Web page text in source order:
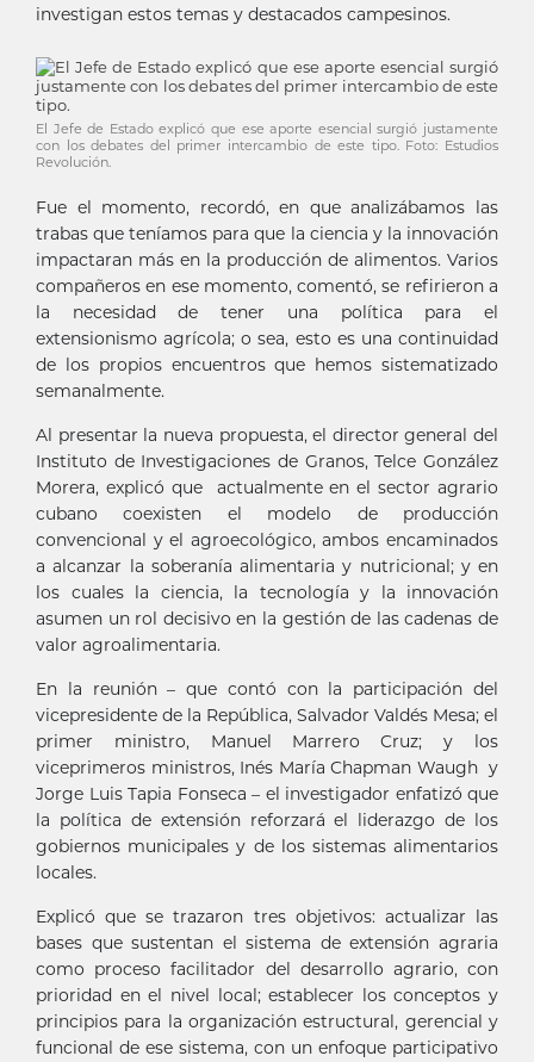
investigan estos temas y destacados campesinos.
El Jefe de Estado explicó que ese aporte esencial surgió justamente
con los debates del primer intercambio de este tipo. Foto: Estudios
Revolución.
Fue el momento, recordó, en que analizábamos las
trabas que teníamos para que la ciencia y la innovación
impactaran más en la producción de alimentos. Varios
compañeros en ese momento, comentó, se refirieron a
la necesidad de tener una política para el
extensionismo agrícola; o sea, esto es una continuidad
de los propios encuentros que hemos sistematizado
semanalmente.
Al presentar la nueva propuesta, el director general del
Instituto de Investigaciones de Granos, Telce González
Morera, explicó que actualmente en el sector agrario
cubano coexisten el modelo de producción
convencional y el agroecológico, ambos encaminados
a alcanzar la soberanía alimentaria y nutricional; y en
los cuales la ciencia, la tecnología y la innovación
asumen un rol decisivo en la gestión de las cadenas de
valor agroalimentaria.
En la reunión – que contó con la participación del
vicepresidente de la República, Salvador Valdés Mesa; el
primer ministro, Manuel Marrero Cruz; y los
viceprimeros ministros, Inés María Chapman Waugh y
Jorge Luis Tapia Fonseca – el investigador enfatizó que
la política de extensión reforzará el liderazgo de los
gobiernos municipales y de los sistemas alimentarios
locales.
Explicó que se trazaron tres objetivos: actualizar las
bases que sustentan el sistema de extensión agraria
como proceso facilitador del desarrollo agrario, con
prioridad en el nivel local; establecer los conceptos y
principios para la organización estructural, gerencial y
funcional de ese sistema, con un enfoque participativo